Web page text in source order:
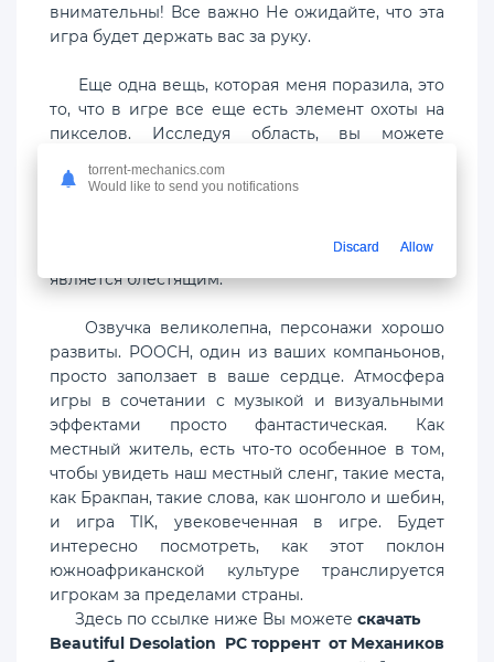
внимательны! Все важно Не ожидайте, что эта
игра будет держать вас за руку.
Еще одна вещь, которая меня поразила, это
то, что в игре все еще есть элемент охоты на
пикселов. Исследуя область, вы можете
увидите это. Есть золотые предметы, которые
спрятаны. В целом, Beautiful Desolation
является блестящим.
Озвучка великолепна, персонажи хорошо
развиты. POOCH, один из ваших компаньонов,
просто заползает в ваше сердце. Атмосфера
игры в сочетании с музыкой и визуальными
эффектами просто фантастическая. Как
местный житель, есть что-то особенное в том,
чтобы увидеть наш местный сленг, такие места,
как Бракпан, такие слова, как шонголо и шебин,
и игра TIK, увековеченная в игре. Будет
интересно посмотреть, как этот поклон
южноафриканской культуре транслируется
игрокам за пределами страны.
Здесь по ссылке ниже Вы можете скачать
Beautiful Desolation PC торрент от Механиков
torrent-mechanics.com
Would like to send you notifications
Discard Allow